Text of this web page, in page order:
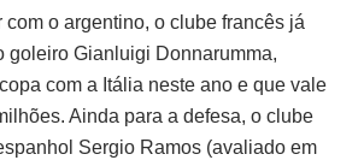
o argentino, o clube francês já
goleiro Gianluigi Donnarumma,
com a Itália neste ano e que vale
Ainda para a defesa, o clube
Sergio Ramos (avaliado em